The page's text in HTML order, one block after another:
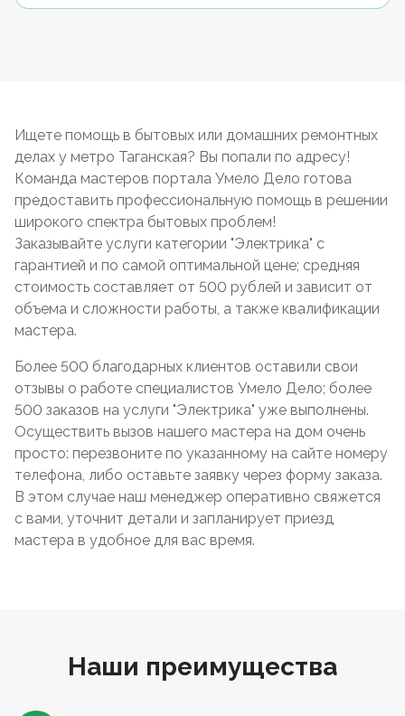
Ищете помощь в бытовых или домашних ремонтных
делах у метро Таганская? Вы попали по адресу!
Команда мастеров портала Умело Дело готова
предоставить профессиональную помощь в решении
широкого спектра бытовых проблем!
Заказывайте услуги категории "Электрика" с
гарантией и по самой оптимальной цене; средняя
стоимость составляет от 500 рублей и зависит от
объема и сложности работы, а также квалификации
мастера.
Более 500 благодарных клиентов оставили свои
отзывы о работе специалистов Умело Дело; более
500 заказов на услуги "Электрика" уже выполнены.
Осуществить вызов нашего мастера на дом очень
просто: перезвоните по указанному на сайте номеру
телефона, либо оставьте заявку через форму заказа.
В этом случае наш менеджер оперативно свяжется
с вами, уточнит детали и запланирует приезд
мастера в удобное для вас время.
Наши преимущества